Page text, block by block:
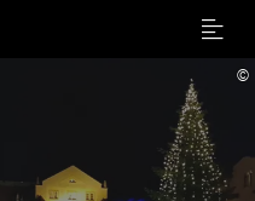
Menu
©